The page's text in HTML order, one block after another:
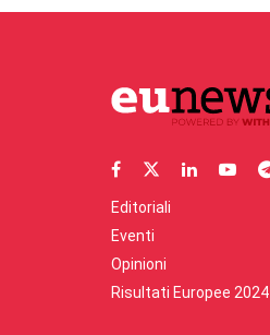
Editoriali
Eventi
Opinioni
Risultati Europee 2024